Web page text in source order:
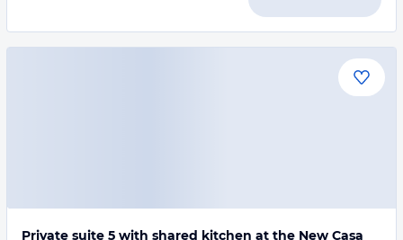
Private suite 5 with shared kitchen at the New Casa